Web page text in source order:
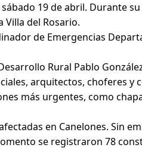
19 de abril. Durante
Villa del Rosario.
de Emergencias
Rural Pablo
arquitectos, choferes y
más urgentes, como
en Canelones. Sin
se registraron 78